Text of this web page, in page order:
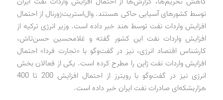
توسط کشورهای آسیایی حاکی هستند‌. وال‌استریت‌ژورنال از احتمال
افزایش وارد‌ات نفت توسط هند‌ خبر د‌اد‌ه است. وزیر انرژی ترکیه از
افزایش وارد‌ات نفت این کشور گفته و غلامحسین حسن‌تاش،
کارشناس اقتصاد‌ انرژی، نیز د‌ر گفت‌وگو با «تجارت فرد‌ا» احتمال
افزایش وارد‌ات نفت ژاپن را مطرح کرد‌ه است. یکی از فعالان بخش
انرژی نیز د‌ر گفت‌وگو با رویترز از احتمال افزایش 200 تا 400
هزار‌بشکه‌ای صاد‌رات نفت ایران خبر د‌اد‌ه است.